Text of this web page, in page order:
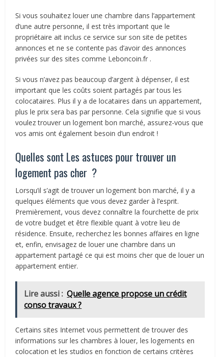
Si vous souhaitez louer une chambre dans l’appartement
d’une autre personne, il est très important que le
propriétaire ait inclus ce service sur son site de petites
annonces et ne se contente pas d’avoir des annonces
privées sur des sites comme Leboncoin.fr .
Si vous n’avez pas beaucoup d’argent à dépenser, il est
important que les coûts soient partagés par tous les
colocataires. Plus il y a de locataires dans un appartement,
plus le prix sera bas par personne. Cela signifie que si vous
voulez trouver un logement bon marché, assurez-vous que
vos amis ont également besoin d’un endroit !
Quelles sont Les astuces pour trouver un
logement pas cher ?
Lorsqu’il s’agit de trouver un logement bon marché, il y a
quelques éléments que vous devez garder à l’esprit.
Premièrement, vous devez connaître la fourchette de prix
de votre budget et être flexible quant à votre lieu de
résidence. Ensuite, recherchez les bonnes affaires en ligne
et, enfin, envisagez de louer une chambre dans un
appartement partagé ce qui est moins cher que de louer un
appartement entier.
Lire aussi : Quelle agence propose un crédit
conso travaux ?
Certains sites Internet vous permettent de trouver des
informations sur les chambres à louer, les logements en
colocation et les studios en fonction de certains critères